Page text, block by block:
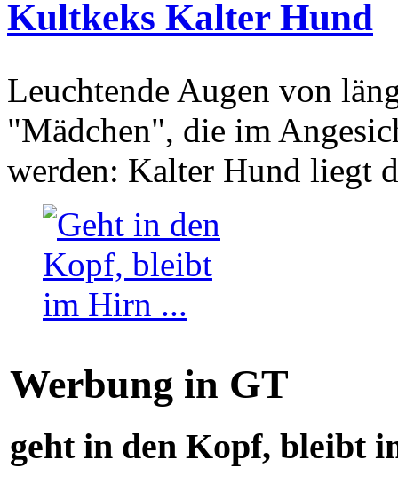
Kultkeks Kalter Hund
Leuchtende Augen von
"Mädchen", die im
werden: Kalter Hund liegt
Werbung in GT
geht in den Kopf, bleibt